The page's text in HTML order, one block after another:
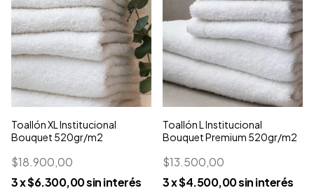
Toallón XL Institucional
Bouquet 520gr/m2
$18.900,00
3x$6.300,00sin interés
Toallón L Institucional
Bouquet Premium 520gr/m2
$13.500,00
3x$4.500,00sin interés